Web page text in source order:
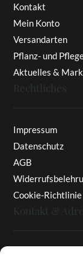
Kontakt
Mein Konto
Versandarten
Pflanz- und
Aktuelles &
Rechtliches
Impressum
Datenschutz
AGB
Cookie-Richtlinie
Kontakt &